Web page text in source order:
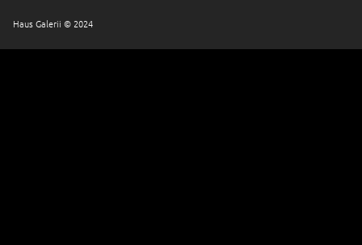
Haus Galerii © 2024